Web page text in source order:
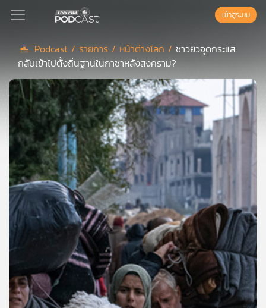
Podcast
เพล
ย์
ลิ
สต์
แนะนำ
เพล
ย์
ลิ
สต์
เข้าสู่ระบบ
Podcast / รายการ / หน้าต่างโลก / ชาวยิวจุดกระแส
กลับเข้าไปตั้งถิ่นฐานในกาซาหลังสงคราม?